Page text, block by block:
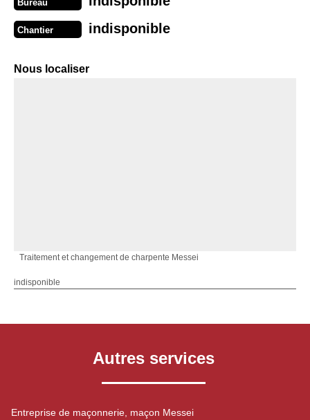
Bureau
Chantier indisponible
Nous localiser
Traitement et changement de charpente Messei
indisponible
Autres services
Entreprise de maçonnerie, maçon Messei